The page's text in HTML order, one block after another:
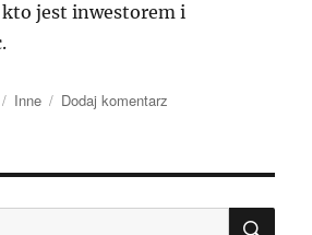
jest inwestorem i
Kategorie
Inne Dodaj komentarz
gipsu